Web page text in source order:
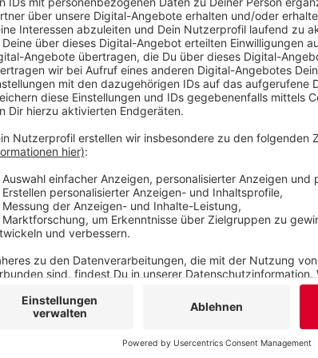
Entwicklung der Kommunen mit
Wuppertal.
Veröffentlicht:Dienstag, 07.07.2020 09:44
Anzeige